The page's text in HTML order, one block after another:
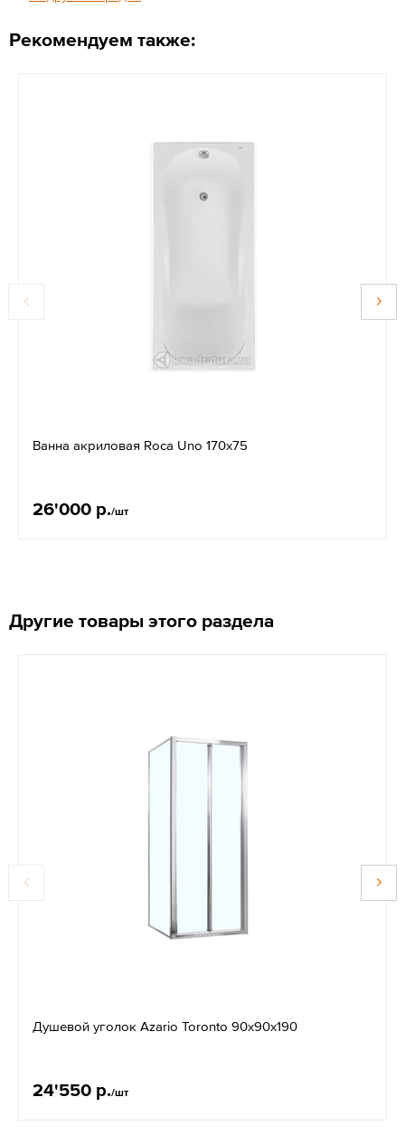
Рекомендуем также:
Ванна акриловая Roca Uno 170x75
26'000 р./шт
Другие товары этого раздела
Душевой уголок Azario Toronto 90х90х190
24'550 р./шт